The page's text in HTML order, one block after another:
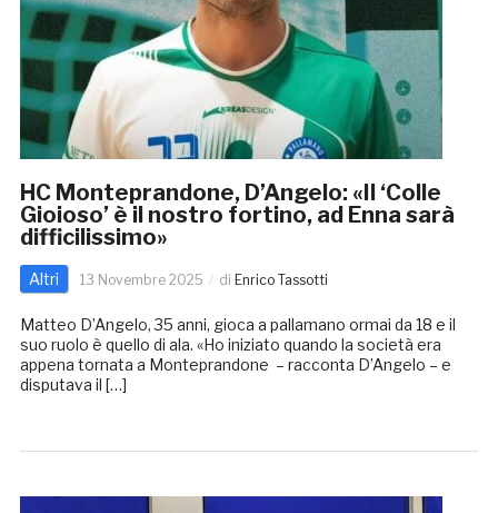
HC Monteprandone, D’Angelo: «Il ‘Colle
Gioioso’ è il nostro fortino, ad Enna sarà
difficilissimo»
Altri 13 Novembre 2025 di Enrico Tassotti
Matteo D’Angelo, 35 anni, gioca a pallamano ormai da 18 e il
suo ruolo è quello di ala. «Ho iniziato quando la società era
appena tornata a Monteprandone – racconta D’Angelo – e
disputava il […]